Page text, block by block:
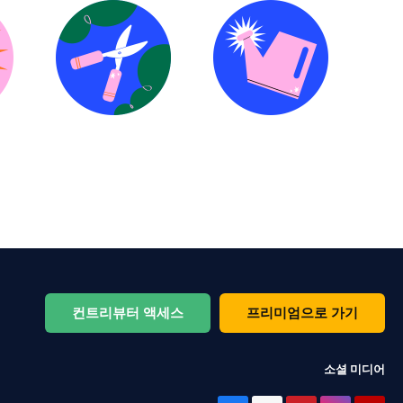
컨트리뷰터 액세스 프리미엄으로 가기
소셜 미디어